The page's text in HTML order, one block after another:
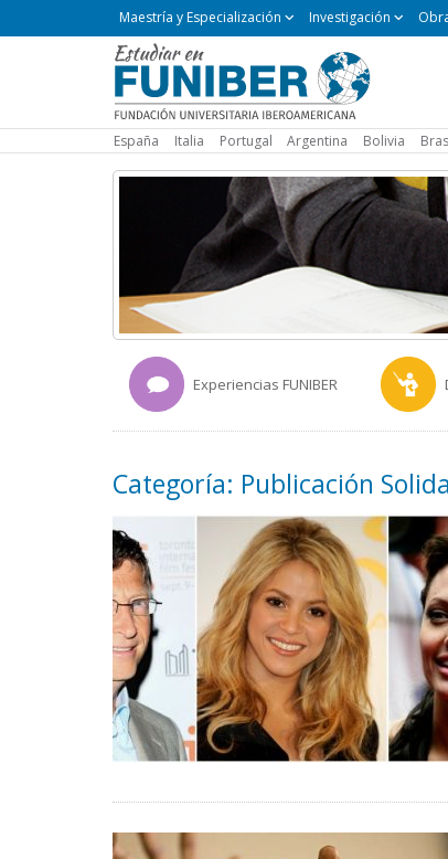
Maestría
Especialización
Maestría y Especialización Investigación
España Italia Portugal Argentina Bolivia
Experiencias FUNIBER
Categoría: Publicación